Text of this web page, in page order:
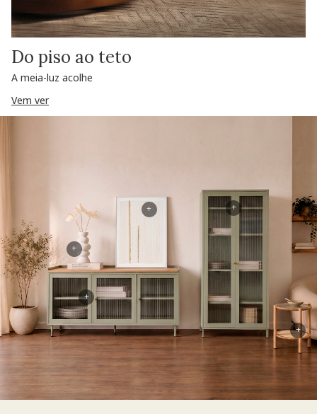
Do piso ao teto
A meia-luz acolhe
Vem ver
+
+
+
+
+